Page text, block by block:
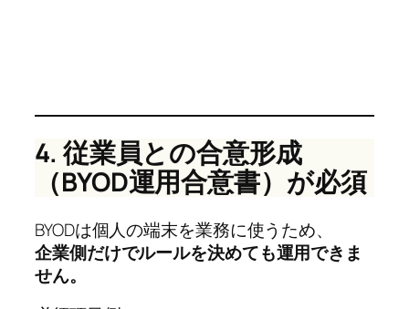
4. 従業員との合意形成
（BYOD運用合意書）が必須
BYODは個人の端末を業務に使うため、
企業側だけでルールを決めても運用できま
せん。